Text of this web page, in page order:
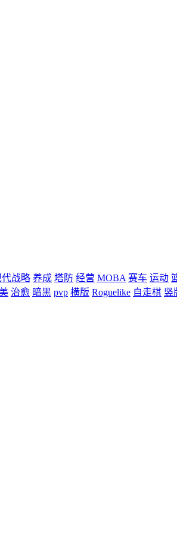
代战略 养成 塔防 经营 MOBA 赛车 运动
治愈 暗黑 pvp 横版 Roguelike 自走棋 竖